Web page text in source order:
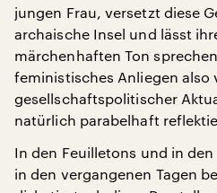
jungen Frau, versetzt diese
archaische Insel und lässt
märchenhaften Ton
feministisches Anliegen also
gesellschaftspolitischer
natürlich parabelhaft
In den Feuilletons und in
in den vergangenen Tagen